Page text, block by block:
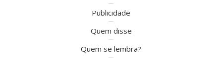
Publicidade
Quem disse
Quem se lembra?